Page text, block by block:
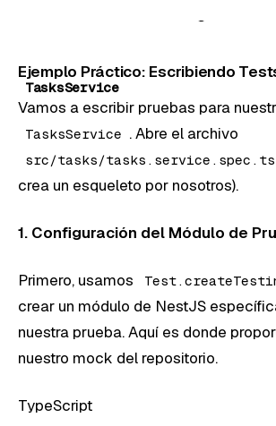
Ejemplo Práctico: Escribiendo
TasksService
Vamos a escribir pruebas para
TasksService . Abre el archivo
src/tasks/tasks.service.spec.ts
crea un esqueleto por nosotros).
1. Configuración del Módulo de
Primero, usamos
crear un módulo de NestJS
nuestra prueba. Aquí es donde
nuestro mock del repositorio.
TypeScript